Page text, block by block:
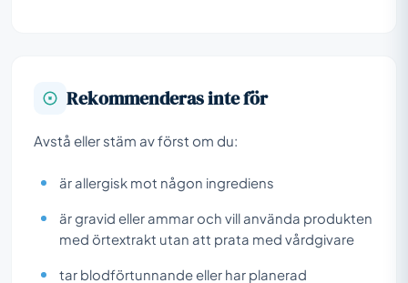
Rekommenderas inte för
Avstå eller stäm av först om du:
är allergisk mot någon ingrediens
är gravid eller ammar och vill använda produkten
med örtextrakt utan att prata med vårdgivare
tar blodförtunnande eller har planerad